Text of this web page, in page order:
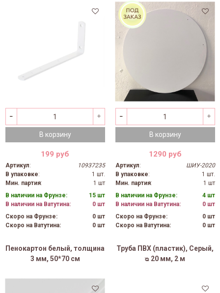
В корзину
199 руб
Артикул:
10937235
В упаковке:
1 шт.
Мин. партия:
1 шт
В наличии на Фрунзе:
15 шт
В наличии на Ватутина:
0 шт
Скоро на Фрунзе:
0 шт
Скоро на Ватутина:
0 шт
В корзину
1290 руб
Артикул:
ШИУ-2020
В упаковке:
1 шт.
Мин. партия:
1 шт
В наличии на Фрунзе:
4 шт
В наличии на Ватутина:
0 шт
Скоро на Фрунзе:
0 шт
Скоро на Ватутина:
0 шт
Пенокартон белый, толщина
3 мм, 50*70 см
Труба ПВХ (пластик), Серый,
ᴓ 20 мм, 2 м